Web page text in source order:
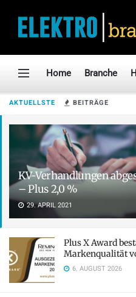
AKTUELLSTE BEITRÄGE
KV-Verhandlungen
– Plus 2,0 %
29. APRIL 2021
Plus X Award
Markenqualität
6. AUGUST 2026
Home Branche